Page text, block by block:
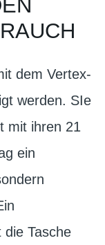
dem Vertex-
werden. SIe
mit ihren 21
ein
Tasche